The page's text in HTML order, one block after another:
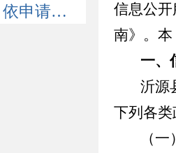
依申请公开
信息公
南》。
一、
沂源
下列各
（